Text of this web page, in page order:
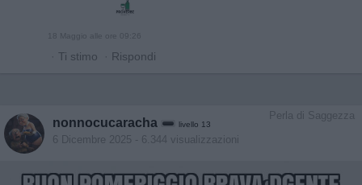
· Ti stimo · Rispondi
Perla di Saggezza
nonnocucaracha livello 13
6 Dicembre 2025 - 6.344 visualizzazioni